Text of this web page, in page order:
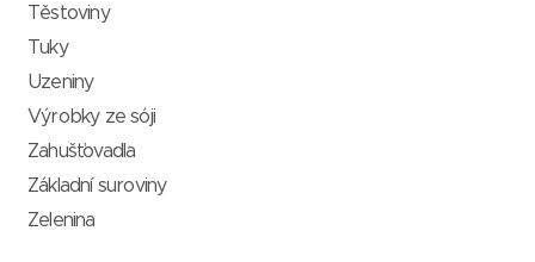
Těstoviny
Tuky
Uzeniny
Výrobky ze sóji
Zahušťovadla
Základní suroviny
Zelenina